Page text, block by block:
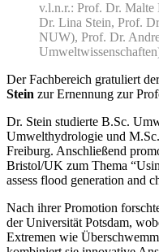
v.l.n.r.: Prof. Dr. Malte
Dr. Lina Stein, Prof.
NUW), Prof. Dr.
Der Fachbereich gratuliert
Stein zur Ernennung zur
Dr. Stein studierte B.Sc.
Umwelthydrologie und
Freiburg. Anschließend
Bristol/UK zum Thema
assess flood generation and
Nach ihrer Promotion
der Universität Potsdam,
Extremen wie